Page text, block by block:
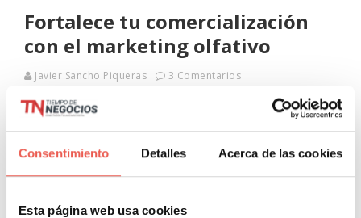
Consentimiento Detalles Acerca de las cookies
Esta página web usa cookies
Fortalece tu comercialización
con el marketing olfativo
Javier Sancho Piqueras 3 Comentarios
¿Te has encontrado alguna vez en una situación en la que
recuerdos agradables? Caminando por alguna calle
comercial, ¿has sentido el
Leer más